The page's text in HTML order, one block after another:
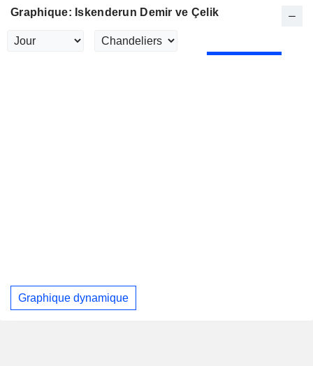
Graphique: Iskenderun Demir ve Çelik
Graphique dynamique